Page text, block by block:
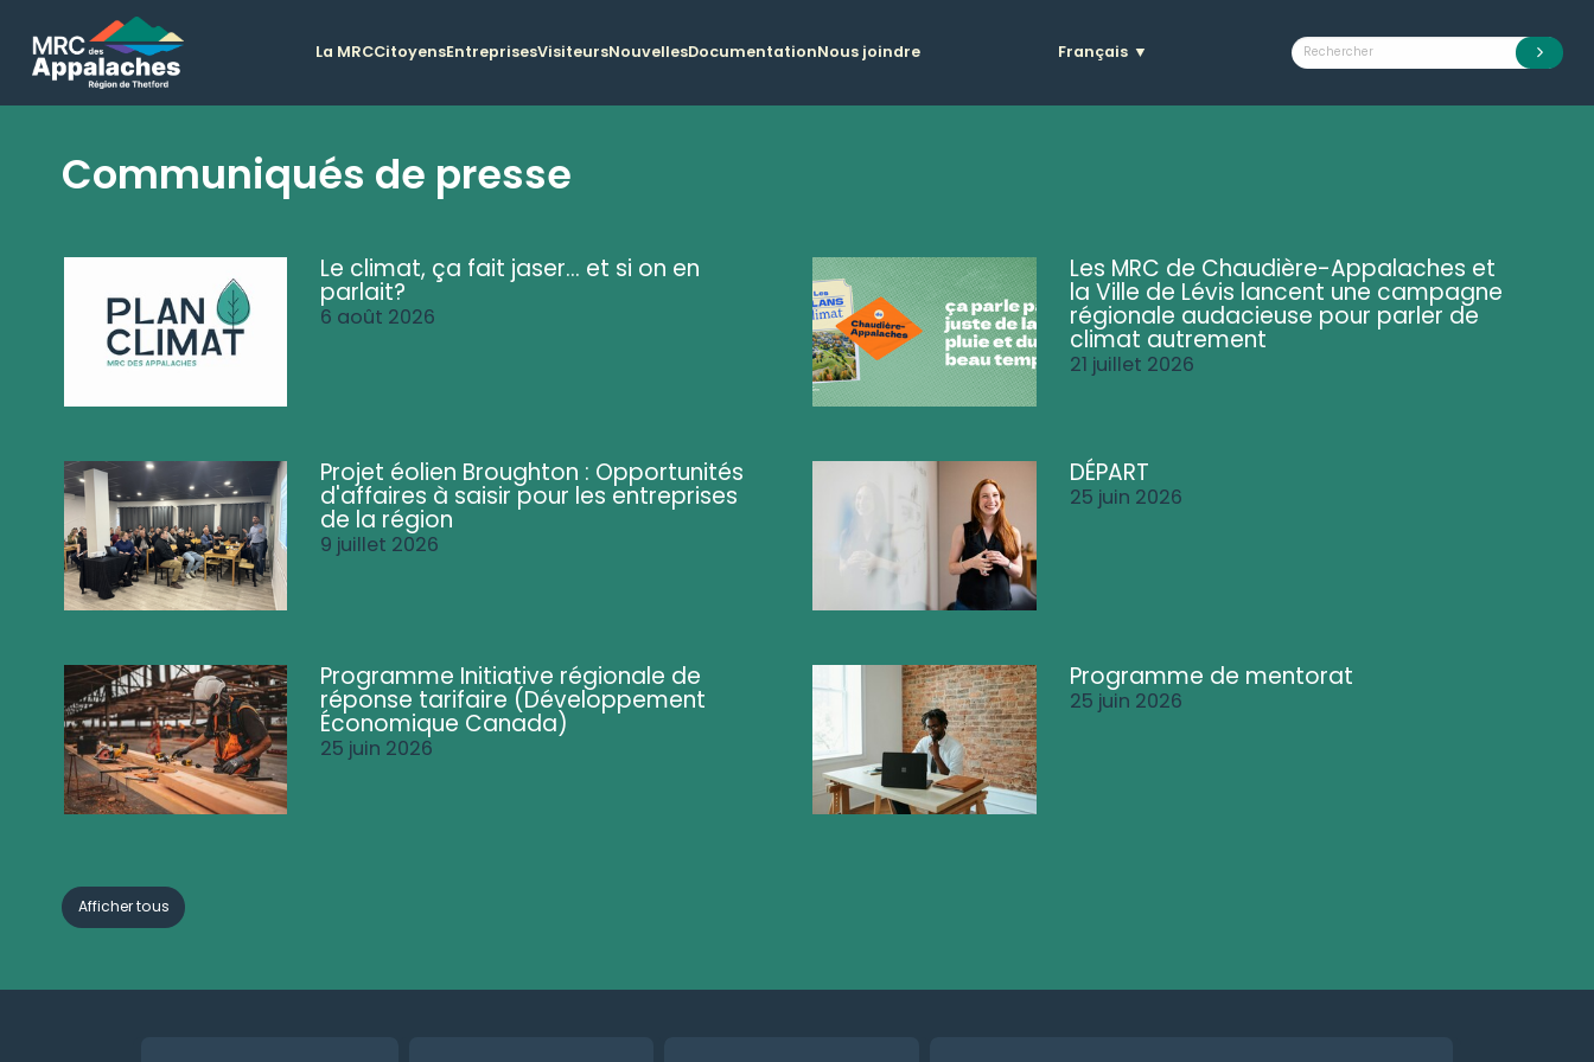
La MRCCitoyensEntreprisesVisiteursNouvellesDocumentationNous joindre Français ▼
Communiqués de presse
Le climat, ça fait jaser... et si on en
parlait?
6 août 2026
Les MRC de Chaudière-Appalaches et
la Ville de Lévis lancent une campagne
régionale audacieuse pour parler de
climat autrement
21 juillet 2026
Projet éolien Broughton : Opportunités
d'affaires à saisir pour les entreprises
de la région
9 juillet 2026
DÉPART
25 juin 2026
Programme Initiative régionale de
réponse tarifaire (Développement
Économique Canada)
25 juin 2026
Programme de mentorat
25 juin 2026
Afficher tous